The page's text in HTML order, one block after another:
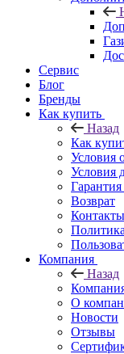
Сервис
Блог
Бренды
Как купить
Назад
Как
Условия
Условия
Возврат
Компания
Назад
О
Новости
Отзывы